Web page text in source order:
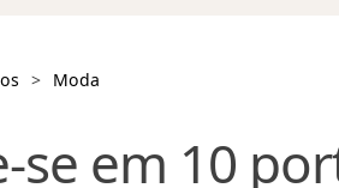
> Moda
se em 10